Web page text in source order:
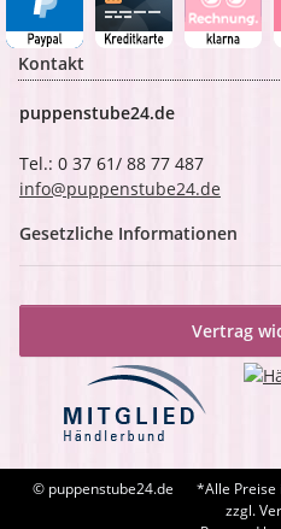
Kontakt
puppenstube24.de
Tel.: 0 37 61/ 88 77 487
info@puppenstube24.de
Gesetzliche Informationen
Vertrag
© puppenstube24.de
*Alle Preise
zzgl.